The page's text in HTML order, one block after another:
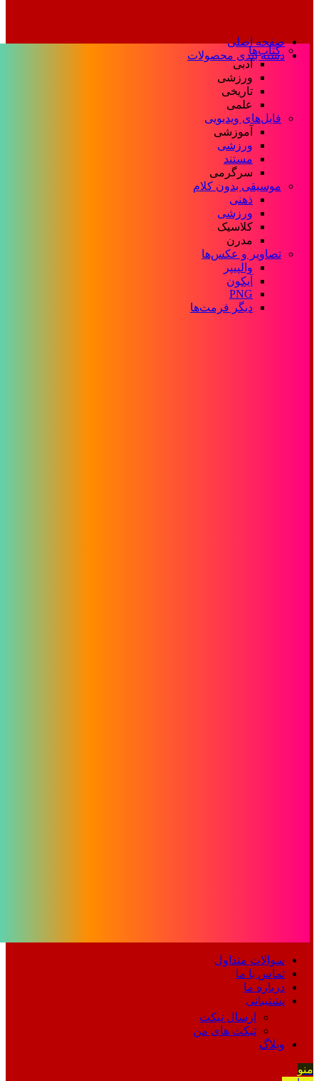
صفحه اصلی
دسته بندی محصولات
کتاب‌ها
ادبی
ورزشی
تاریخی
علمی
فایل‌های ویدیویی
آموزشی
ورزشی
مستند
سرگرمی
موسیقی بدون کلام
ذهنی
ورزشی
کلاسیک
مدرن
تصاویر و عکس‌ها
والپیپر
آیکون
PNG
دیگر فرمت‌ها
سوالات متداول
تماس با ما
درباره ما
پشتیبانی
ارسال تیکت
تیکت های من
وبلاگ
منو